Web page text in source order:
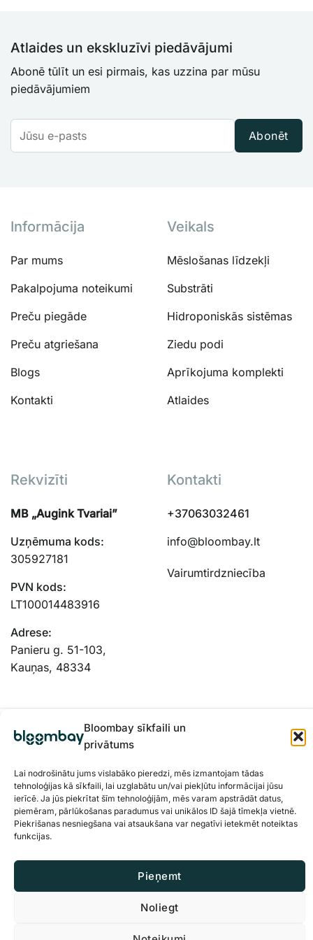
Bloombay sīkfaili un
privātums
Lai nodrošinātu jums vislabāko pieredzi, mēs izmantojam tādas
tehnoloģijas kā sīkfaili, lai uzglabātu un/vai piekļūtu informācijai jūsu
ierīcē. Ja jūs piekrītat šīm tehnoloģijām, mēs varam apstrādāt datus,
piemēram, pārlūkošanas paradumus vai unikālos ID šajā tīmekļa vietnē.
Piekrišanas nesniegšana vai atsaukšana var negatīvi ietekmēt noteiktas
funkcijas.
Pieņemt
Noliegt
Atlaides un ekskluzīvi piedāvājumi
Abonē tūlīt un esi pirmais, kas uzzina par mūsu
piedāvājumiem
Abonēt
Informācija
Par mums
Pakalpojuma noteikumi
Preču piegāde
Preču atgriešana
Blogs
Kontakti
Veikals
Mēslošanas līdzekļi
Substrāti
Hidroponiskās sistēmas
Ziedu podi
Aprīkojuma komplekti
Atlaides
Rekvizīti
MB „Augink Tvariai”
Uzņēmuma kods:
305927181
PVN kods:
LT100014483916
Adrese:
Panieru g. 51-103,
Kauņas, 48334
Kontakti
+37063032461
info@bloombay.lt
Vairumtirdzniecība
Privātuma politika Sīkdatnes